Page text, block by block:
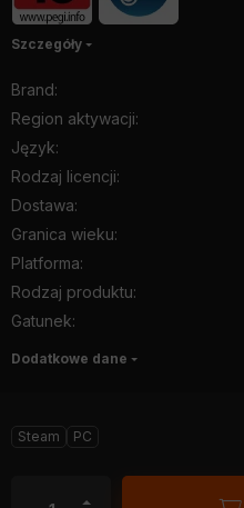
Szczegóły
Brand:
Region aktywacji:
Język:
Rodzaj licencji:
Dostawa:
Granica wieku:
Platforma:
Rodzaj produktu:
Gatunek:
Dodatkowe dane
Steam PC